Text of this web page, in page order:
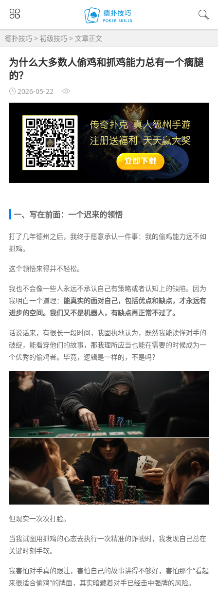
德扑技巧 > 初级技巧 > 文章正文
为什么大多数人偷鸡和抓鸡能力总有一个瘸腿
的？
2026-05-22
一、写在前面：一个迟来的领悟
打了几年德州之后，我终于愿意承认一件事：我的偷鸡能力远不如
抓鸡。
这个领悟来得并不轻松。
我也不会像一些人永远不承认自己有策略或者认知上的缺陷。因为
我明白一个道理： 能真实的面对自己，包括优点和缺点，才永远有
进步的空间。我们又不是机器人，有缺点再正常不过了。
话说话来，有很长一段时间，我固执地认为，既然我能读懂对手的
破绽，能看穿他们的故事，那我理所应当也能在需要的时候成为一
个优秀的偷鸡者。毕竟，逻辑是一样的，不是吗？
但现实一次次打脸。
当我试图用抓鸡的心态去执行一次精准的诈唬时，我发现自己总在
关键时刻手软。
我害怕对手真的跟注，害怕自己的故事讲得不够好，害怕那个“看起
来很适合偷鸡”的牌面，其实暗藏着对手已经击中强牌的风险。